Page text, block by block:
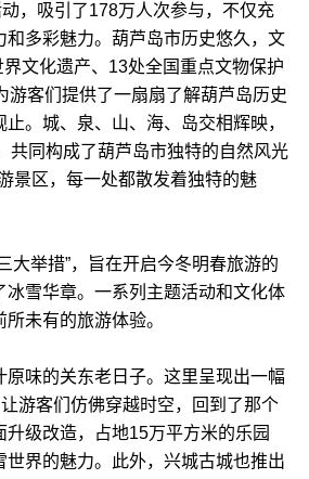
，吸引了178万人次参与，不仅充
多彩魅力。葫芦岛市历史悠久，文
文化遗产、13处全国重点文物保护
客们提供了一扇扇了解葫芦岛历史
。城、泉、山、海、岛交相辉映，
共同构成了葫芦岛市独特的自然风光
景区，每一处都散发着独特的魅
举措”，旨在开启今冬明春旅游的
雪华章。一系列主题活动和文化体
未有的旅游体验。
味的关东老日子。这里呈现出一幅
游客们仿佛穿越时空，回到了那个
级改造，占地15万平方米的乐园
界的魅力。此外，兴城古城也推出